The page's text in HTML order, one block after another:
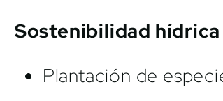
Sostenibilidad hídrica
Plantación de